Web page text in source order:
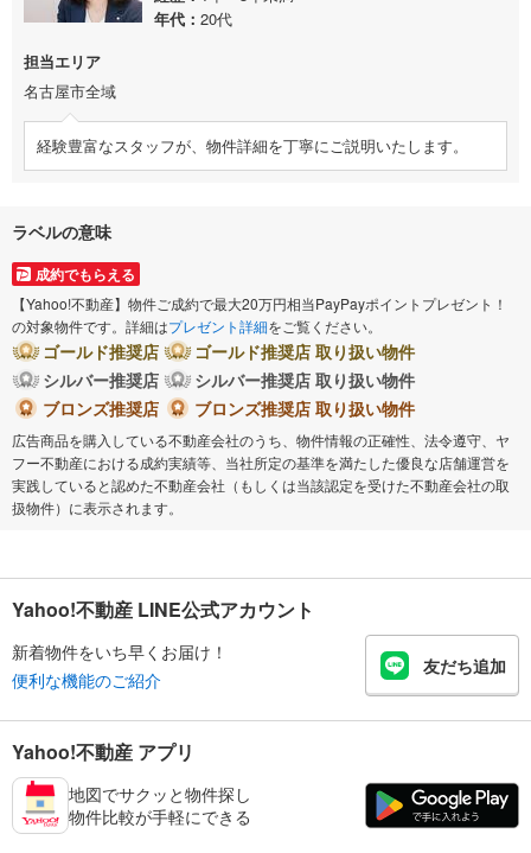
年代
20代
担当エリア
名古屋市全域
経験豊富なスタッフが、物件詳細を丁寧にご説明いたします。
ラベルの意味
成約でもらえる
【Yahoo!不動産】物件ご成約で最大20万円相当PayPayポイントプレゼント！
の対象物件です。詳細はプレゼント詳細をご覧ください。
ゴールド推奨店
ゴールド推奨店 取り扱い物件
シルバー推奨店
シルバー推奨店 取り扱い物件
ブロンズ推奨店
ブロンズ推奨店 取り扱い物件
広告商品を購入している不動産会社のうち、物件情報の正確性、法令遵守、ヤ
フー不動産における成約実績等、当社所定の基準を満たした優良な店舗運営を
実践していると認めた不動産会社（もしくは当該認定を受けた不動産会社の取
扱物件）に表示されます。
Yahoo!不動産 LINE公式アカウント
新着物件をいち早くお届け！
便利な機能のご紹介
友だち追加
Yahoo!不動産 アプリ
地図でサクッと物件探し
物件比較が手軽にできる